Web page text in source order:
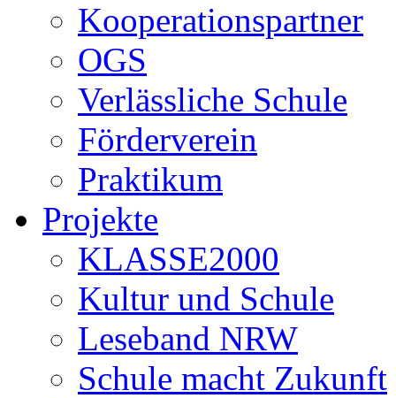
Kooperationspartner
OGS
Verlässliche Schule
Förderverein
Praktikum
Projekte
KLASSE2000
Kultur und Schule
Leseband NRW
Schule macht Zukunft